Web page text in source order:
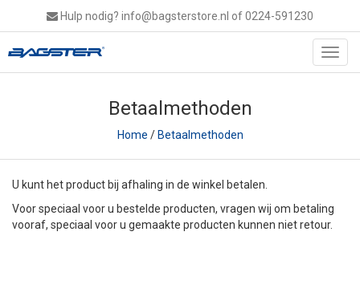
Hulp nodig? info@bagsterstore.nl of 0224-591230
Betaalmethoden
Home /Betaalmethoden
U kunt het product bij afhaling in de winkel betalen.
Voor speciaal voor u bestelde producten, vragen wij om betaling
vooraf, speciaal voor u gemaakte producten kunnen niet retour.